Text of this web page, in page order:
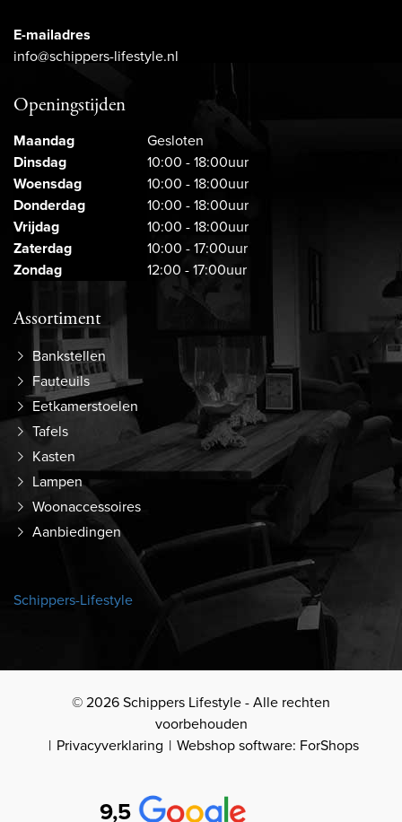
E-mailadres
info@schippers-lifestyle.nl
Openingstijden
Maandag
Gesloten
Dinsdag
10:00 - 18:00uur
Woensdag
10:00 - 18:00uur
Donderdag
10:00 - 18:00uur
Vrijdag
10:00 - 18:00uur
Zaterdag
10:00 - 17:00uur
Zondag
12:00 - 17:00uur
Assortiment
Bankstellen
Fauteuils
Eetkamerstoelen
Tafels
Kasten
Lampen
Woonaccessoires
Aanbiedingen
Schippers-Lifestyle
© 2026 Schippers Lifestyle - Alle rechten
voorbehouden
Privacyverklaring
Webshop software: ForShops
9,5